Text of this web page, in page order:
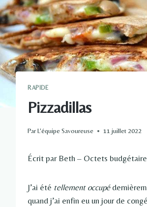
RAPIDE
Pizzadillas
ParL'équipe Savoureuse 11 juillet 2022
Écrit par Beth – Octets
J’ai été tellement occupé
quand j’ai enfin eu un jour de